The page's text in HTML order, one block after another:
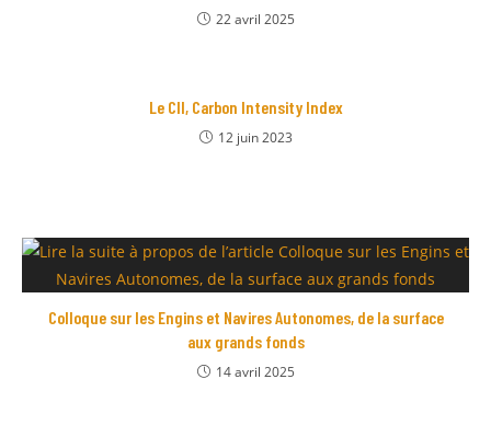
22 avril 2025
Le CII, Carbon Intensity Index
12 juin 2023
Colloque sur les Engins et Navires Autonomes, de la surface
aux grands fonds
14 avril 2025